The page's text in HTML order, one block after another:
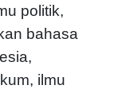
politik,
bahasa
ilmu